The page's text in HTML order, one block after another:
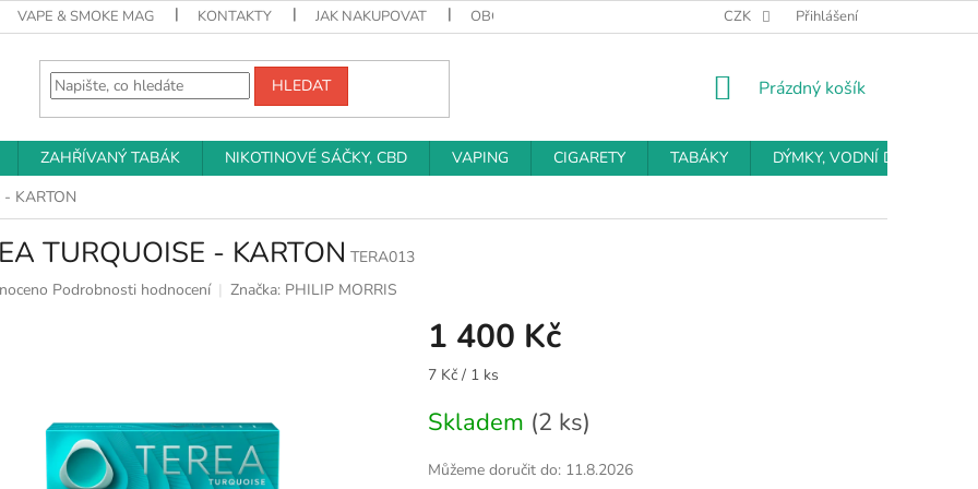
VAPE & SMOKE MAG KONTAKTY JAK NAKUPOVAT OBCHODNÍ PODMÍNKY PODMÍNKY OCHRANY OSOBNÍCH ÚDAJŮ
CZK Přihlášení
HLEDAT
NÁKUPNÍ
Prázdný košík
ZAHŘÍVANÝ TABÁK NIKOTINOVÉ SÁČKY, CBD VAPING CIGARETY TABÁKY
DÝMKY, VODNÍ DÝMKY
- KARTON
TURQUOISE - KARTON TERA013
Podrobnosti hodnocení Značka: PHILIP MORRIS
1 400 Kč
Měrná
7 Kč / 1 ks
Skladem (2 ks)
Můžeme doručit do: 11.8.2026